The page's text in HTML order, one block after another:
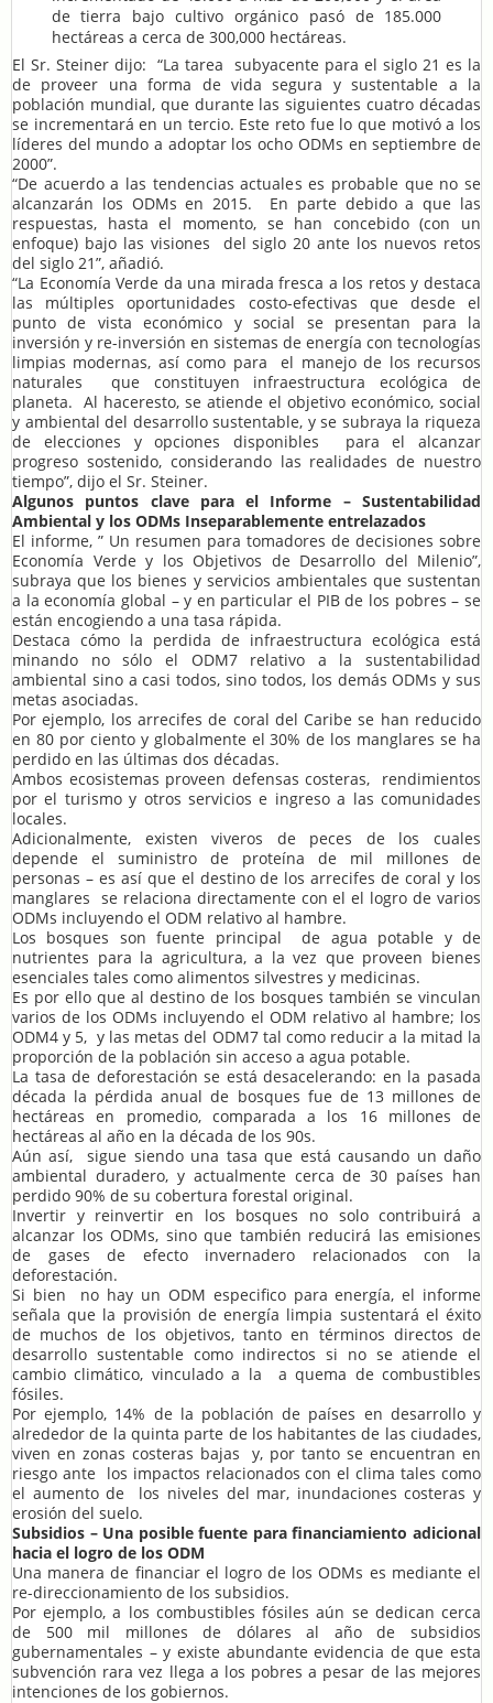
de tierra bajo cultivo orgánico pasó de 185.000
hectáreas a cerca de 300,000 hectáreas.
El Sr. Steiner dijo: “La tarea subyacente para el siglo 21 es la
de proveer una forma de vida segura y sustentable a la
población mundial, que durante las siguientes cuatro décadas
se incrementará en un tercio. Este reto fue lo que motivó a los
líderes del mundo a adoptar los ocho ODMs en septiembre de
2000”.
“De acuerdo a las tendencias actuales es probable que no se
alcanzarán los ODMs en 2015. En parte debido a que las
respuestas, hasta el momento, se han concebido (con un
enfoque) bajo las visiones del siglo 20 ante los nuevos retos
del siglo 21”, añadió.
“La Economía Verde da una mirada fresca a los retos y destaca
las múltiples oportunidades costo-efectivas que desde el
punto de vista económico y social se presentan para la
inversión y re-inversión en sistemas de energía con tecnologías
limpias modernas, así como para el manejo de los recursos
naturales que constituyen infraestructura ecológica de
planeta. Al haceresto, se atiende el objetivo económico, social
y ambiental del desarrollo sustentable, y se subraya la riqueza
de elecciones y opciones disponibles para el alcanzar
progreso sostenido, considerando las realidades de nuestro
tiempo”, dijo el Sr. Steiner.
Algunos puntos clave para el Informe – Sustentabilidad
Ambiental y los ODMs Inseparablemente entrelazados
El informe, ” Un resumen para tomadores de decisiones sobre
Economía Verde y los Objetivos de Desarrollo del Milenio”,
subraya que los bienes y servicios ambientales que sustentan
a la economía global – y en particular el PIB de los pobres – se
están encogiendo a una tasa rápida.
Destaca cómo la perdida de infraestructura ecológica está
minando no sólo el ODM7 relativo a la sustentabilidad
ambiental sino a casi todos, sino todos, los demás ODMs y sus
metas asociadas.
Por ejemplo, los arrecifes de coral del Caribe se han reducido
en 80 por ciento y globalmente el 30% de los manglares se ha
perdido en las últimas dos décadas.
Ambos ecosistemas proveen defensas costeras, rendimientos
por el turismo y otros servicios e ingreso a las comunidades
locales.
Adicionalmente, existen viveros de peces de los cuales
depende el suministro de proteína de mil millones de
personas – es así que el destino de los arrecifes de coral y los
manglares se relaciona directamente con el el logro de varios
ODMs incluyendo el ODM relativo al hambre.
Los bosques son fuente principal de agua potable y de
nutrientes para la agricultura, a la vez que proveen bienes
esenciales tales como alimentos silvestres y medicinas.
Es por ello que al destino de los bosques también se vinculan
varios de los ODMs incluyendo el ODM relativo al hambre; los
ODM4 y 5, y las metas del ODM7 tal como reducir a la mitad la
proporción de la población sin acceso a agua potable.
La tasa de deforestación se está desacelerando: en la pasada
década la pérdida anual de bosques fue de 13 millones de
hectáreas en promedio, comparada a los 16 millones de
hectáreas al año en la década de los 90s.
Aún así, sigue siendo una tasa que está causando un daño
ambiental duradero, y actualmente cerca de 30 países han
perdido 90% de su cobertura forestal original.
Invertir y reinvertir en los bosques no solo contribuirá a
alcanzar los ODMs, sino que también reducirá las emisiones
de gases de efecto invernadero relacionados con la
deforestación.
Si bien no hay un ODM especifico para energía, el informe
señala que la provisión de energía limpia sustentará el éxito
de muchos de los objetivos, tanto en términos directos de
desarrollo sustentable como indirectos si no se atiende el
cambio climático, vinculado a la a quema de combustibles
fósiles.
Por ejemplo, 14% de la población de países en desarrollo y
alrededor de la quinta parte de los habitantes de las ciudades,
viven en zonas costeras bajas y, por tanto se encuentran en
riesgo ante los impactos relacionados con el clima tales como
el aumento de los niveles del mar, inundaciones costeras y
erosión del suelo.
Subsidios – Una posible fuente para financiamiento adicional
hacia el logro de los ODM
Una manera de financiar el logro de los ODMs es mediante el
re-direccionamiento de los subsidios.
Por ejemplo, a los combustibles fósiles aún se dedican cerca
de 500 mil millones de dólares al año de subsidios
gubernamentales – y existe abundante evidencia de que esta
subvención rara vez llega a los pobres a pesar de las mejores
intenciones de los gobiernos.